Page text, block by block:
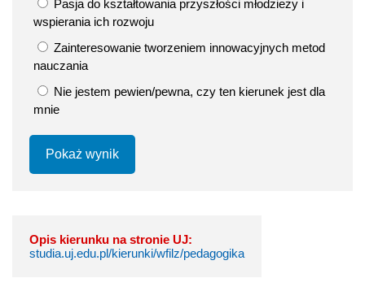
Pasja do kształtowania przyszłości młodzieży i
wspierania ich rozwoju
Zainteresowanie tworzeniem innowacyjnych metod
nauczania
Nie jestem pewien/pewna, czy ten kierunek jest dla
mnie
Pokaż wynik
Opis kierunku na stronie UJ:
studia.uj.edu.pl/kierunki/wfilz/pedagogika